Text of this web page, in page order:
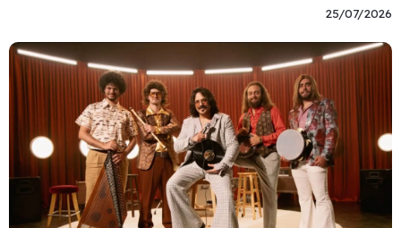
25/07/2026